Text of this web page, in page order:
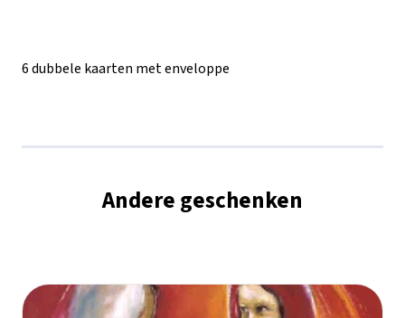
6 dubbele kaarten met enveloppe
Andere geschenken